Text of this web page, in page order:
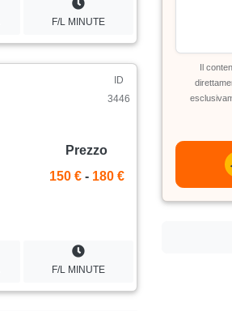
F/L MINUTE
ID
3446
Prezzo
150 € - 180 €
F/L MINUTE
Il